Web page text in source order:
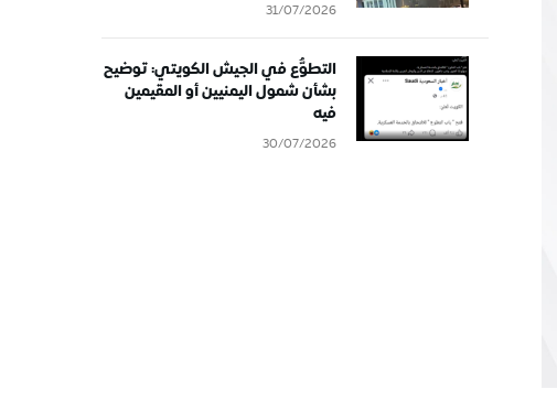
31/07/2026
التطوُّع في الجيش الكويتي: توضيح
بشأن شمول اليمنيين أو المقيمين
فيه
30/07/2026